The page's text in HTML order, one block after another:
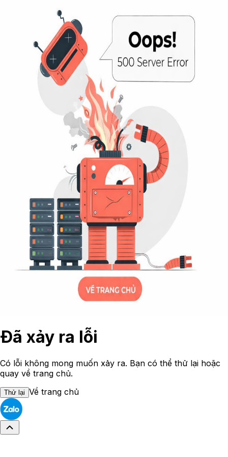
Đã xảy ra lỗi
Có lỗi không mong muốn xảy ra. Bạn có thể thử lại hoặc
quay về trang chủ.
Thử lại Về trang chủ